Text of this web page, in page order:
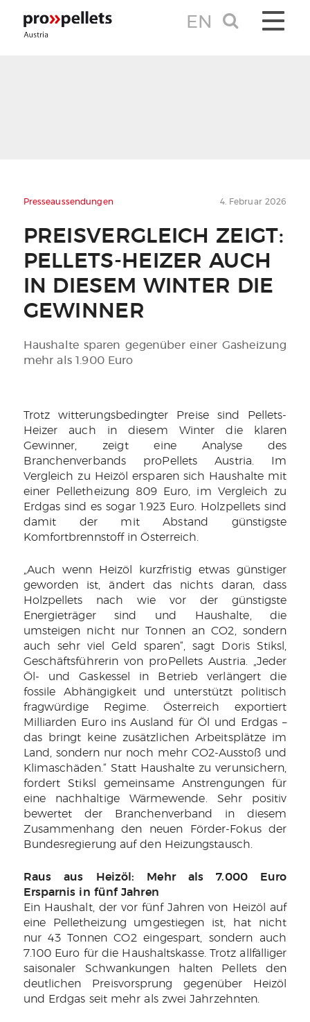
TOGGLE
EN
4. Februar 2026
Presseaussendungen
PREISVERGLEICH ZEIGT:
PELLETS-HEIZER AUCH
IN DIESEM WINTER DIE
GEWINNER
Haushalte sparen gegenüber einer Gasheizung
mehr als 1.900 Euro
Trotz witterungsbedingter Preise sind Pellets-
Heizer auch in diesem Winter die klaren
Gewinner, zeigt eine Analyse des
Branchenverbands proPellets Austria. Im
Vergleich zu Heizöl ersparen sich Haushalte mit
einer Pelletheizung 809 Euro, im Vergleich zu
Erdgas sind es sogar 1.923 Euro. Holzpellets sind
damit der mit Abstand günstigste
Komfortbrennstoff in Österreich.
„Auch wenn Heizöl kurzfristig etwas günstiger
geworden ist, ändert das nichts daran, dass
Holzpellets nach wie vor der günstigste
Energieträger sind und Haushalte, die
umsteigen nicht nur Tonnen an CO2, sondern
auch sehr viel Geld sparen“, sagt Doris Stiksl,
Geschäftsführerin von proPellets Austria. „Jeder
Öl- und Gaskessel in Betrieb verlängert die
fossile Abhängigkeit und unterstützt politisch
fragwürdige Regime. Österreich exportiert
Milliarden Euro ins Ausland für Öl und Erdgas –
das bringt keine zusätzlichen Arbeitsplätze im
Land, sondern nur noch mehr CO2-Ausstoß und
Klimaschäden.“ Statt Haushalte zu verunsichern,
fordert Stiksl gemeinsame Anstrengungen für
eine nachhaltige Wärmewende. Sehr positiv
bewertet der Branchenverband in diesem
Zusammenhang den neuen Förder-Fokus der
Bundesregierung auf den Heizungstausch.
Raus aus Heizöl: Mehr als 7.000 Euro
Ersparnis in fünf Jahren
Ein Haushalt, der vor fünf Jahren von Heizöl auf
eine Pelletheizung umgestiegen ist, hat nicht
nur 43 Tonnen CO2 eingespart, sondern auch
7.100 Euro für die Haushaltskasse. Trotz allfälliger
saisonaler Schwankungen halten Pellets den
deutlichen Preisvorsprung gegenüber Heizöl
und Erdgas seit mehr als zwei Jahrzehnten.